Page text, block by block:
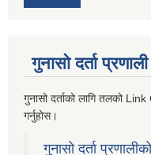
गुनासो दर्ता प्रणाली
गुनासो दर्ताको लागि तलको
गर्नुहोस।
गुनासो दर्ता